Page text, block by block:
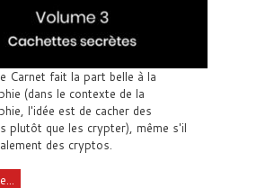
Carnet fait la part belle à la
(dans le contexte de la
l'idée est de cacher des
plutôt que les crypter), même s'il
des cryptos.